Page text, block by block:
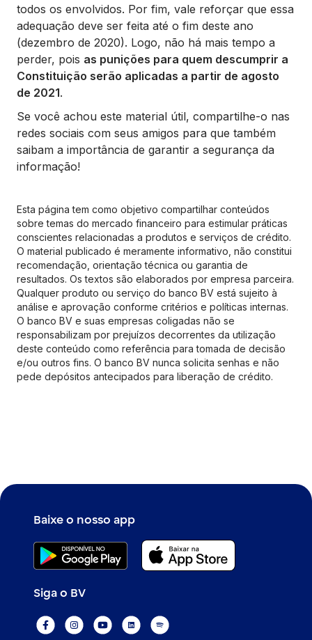
todos os envolvidos. Por fim, vale reforçar que essa
adequação deve ser feita até o fim deste ano
(dezembro de 2020). Logo, não há mais tempo a
perder, pois as punições para quem descumprir a
Constituição serão aplicadas a partir de agosto
de 2021.
Se você achou este material útil, compartilhe-o nas
redes sociais com seus amigos para que também
saibam a importância de garantir a segurança da
informação!
Esta página tem como objetivo compartilhar conteúdos
sobre temas do mercado financeiro para estimular práticas
conscientes relacionadas a produtos e serviços de crédito.
O material publicado é meramente informativo, não constitui
recomendação, orientação técnica ou garantia de
resultados. Os textos são elaborados por empresa parceira.
Qualquer produto ou serviço do banco BV está sujeito à
análise e aprovação conforme critérios e políticas internas.
O banco BV e suas empresas coligadas não se
responsabilizam por prejuízos decorrentes da utilização
deste conteúdo como referência para tomada de decisão
e/ou outros fins. O banco BV nunca solicita senhas e não
pede depósitos antecipados para liberação de crédito.
Baixe o nosso app
Siga o BV